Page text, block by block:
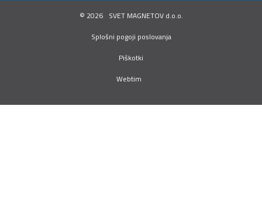
© 2026 SVET MAGNETOV d.o.o.
Splošni pogoji poslovanja
Piškotki
Webtim